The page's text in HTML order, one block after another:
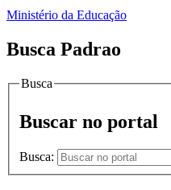
Ministério da Educação
Busca Padrao
Busca
Buscar no portal
Busca: